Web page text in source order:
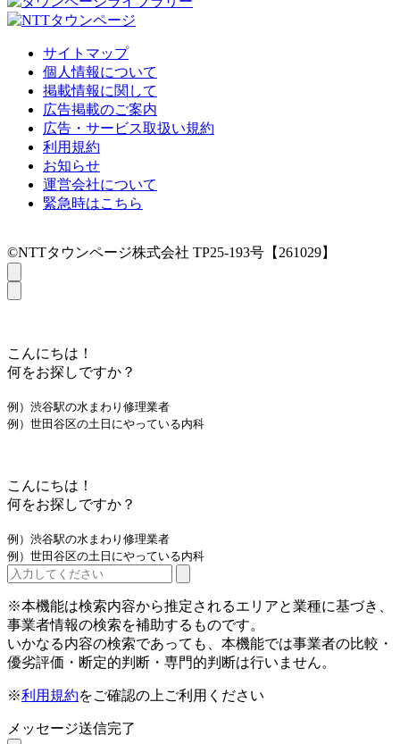
サイトマップ
個人情報について
掲載情報に関して
広告掲載のご案内
広告・サービス取扱い規約
利用規約
お知らせ
運営会社について
緊急時はこちら
©NTTタウンページ株式会社 TP25-193号【261029】
こんにちは！
何をお探しですか？
例）渋谷駅の水まわり修理業者
例）世田谷区の土日にやっている内科
こんにちは！
何をお探しですか？
例）渋谷駅の水まわり修理業者
例）世田谷区の土日にやっている内科
※本機能は検索内容から推定されるエリアと業種に基づき、
事業者情報の検索を補助するものです。
いかなる内容の検索であっても、本機能では事業者の比較・
優劣評価・断定的判断・専門的判断は行いません。
※利用規約をご確認の上ご利用ください
メッセージ送信完了